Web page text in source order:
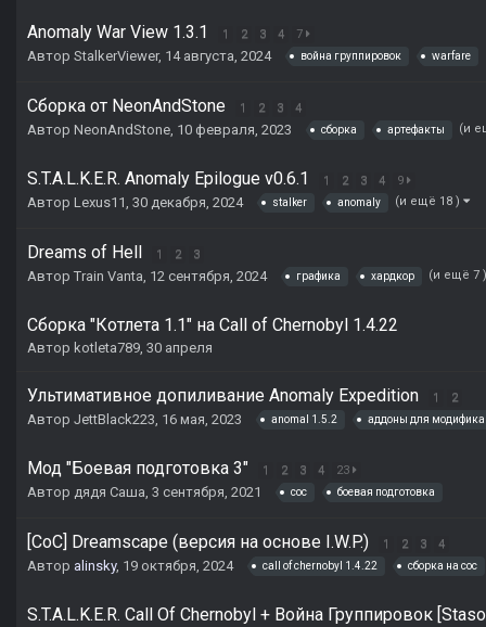
Anomaly War View 1.3.1 1 2 3 4 7
Автор StalkerViewer, 14 августа, 2024 война группировок warfare
Сборка от NeonAndStone 1 2 3 4
Автор NeonAndStone, 10 февраля, 2023 сборка артефакты (и
S.T.A.L.K.E.R. Anomaly Epilogue v0.6.1 1 2 3 4 9
Автор Lexus11, 30 декабря, 2024 stalker anomaly (и ещё 18 )
Dreams of Hell 1 2 3
Автор Train Vanta, 12 сентября, 2024 графика хардкор (и ещё 7
Сборка "Котлета 1.1" на Call of Chernobyl 1.4.22
Автор kotleta789, 30 апреля
Ультимативное допиливание Anomaly Expedition 1 2
Автор JettBlack223, 16 мая, 2023 anomal 1.5.2 аддоны для
Мод "Боевая подготовка 3" 1 2 3 4 23
Автор дядя Саша, 3 сентября, 2021 coc боевая подготовка
[CoC] Dreamscape (версия на основе I.W.P.) 1 2 3 4
Автор alinsky, 19 октября, 2024 call of chernobyl 1.4.22 сборка на coc
S.T.A.L.K.E.R. Call Of Chernobyl + Война Группировок